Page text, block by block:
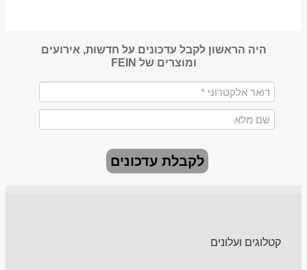
היה הראשון לקבל עדכונים על חדשות, אירועים
ומוצרים של FEIN
לקבלת עדכונים
קטלוגים ועלונים